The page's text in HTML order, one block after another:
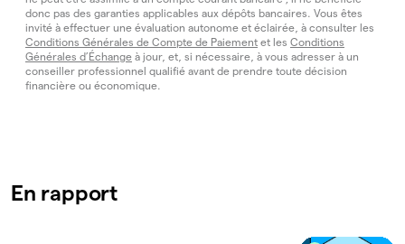
donc pas des garanties applicables aux dépôts bancaires. Vous êtes
invité à effectuer une évaluation autonome et éclairée, à consulter les
Conditions Générales de Compte de Paiement et les Conditions
Générales d’Échange à jour, et, si nécessaire, à vous adresser à un
conseiller professionnel qualifié avant de prendre toute décision
financière ou économique.
En rapport